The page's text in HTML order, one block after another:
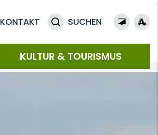
KONTAKT SUCHEN
KULTUR & TOURISMUS